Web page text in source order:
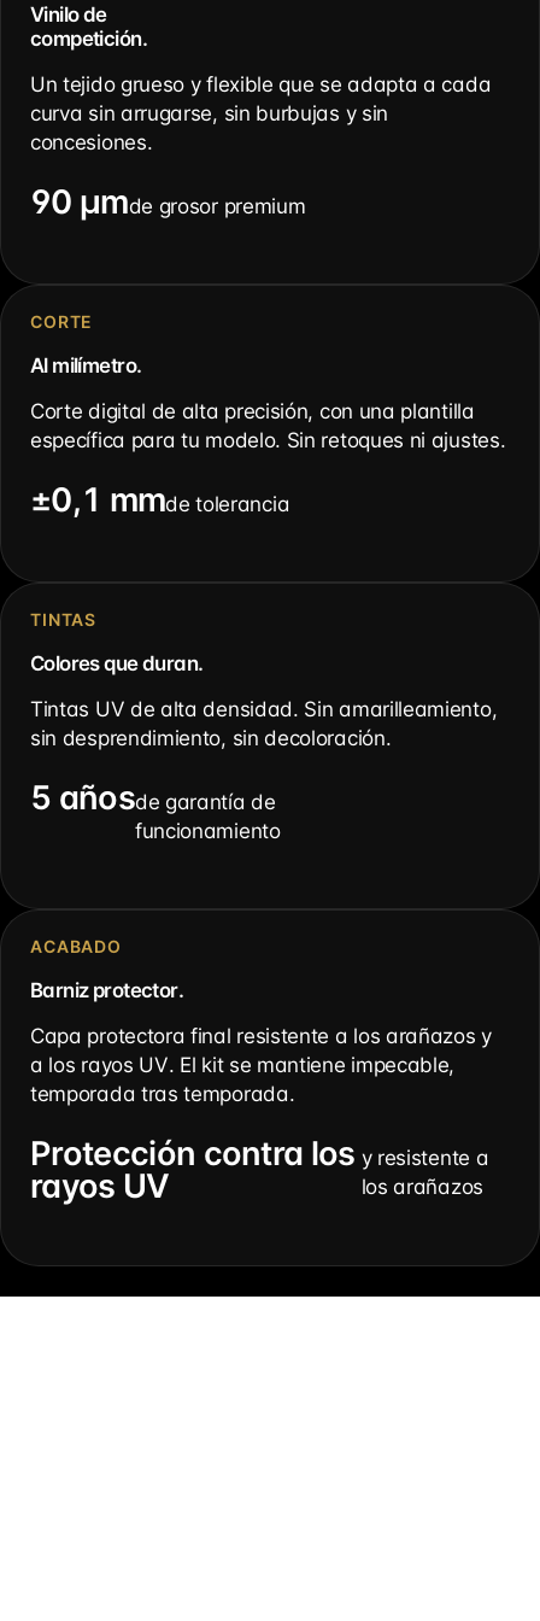
Vinilo de
competición.
Un tejido grueso y flexible que se adapta a cada
curva sin arrugarse, sin burbujas y sin
concesiones.
90 µmde grosor premium
CORTE
Al milímetro.
Corte digital de alta precisión, con una plantilla
específica para tu modelo. Sin retoques ni ajustes.
±0,1 mmde tolerancia
TINTAS
Colores que duran.
Tintas UV de alta densidad. Sin amarilleamiento,
sin desprendimiento, sin decoloración.
5 añosde garantía de
funcionamiento
ACABADO
Barniz protector.
Capa protectora final resistente a los arañazos y
a los rayos UV. El kit se mantiene impecable,
temporada tras temporada.
Protección contra los
rayos UV
y resistente a
los arañazos